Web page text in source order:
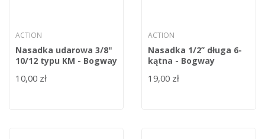
ACTION
Nasadka udarowa 3/8"
10/12 typu KM - Bogway
10,00 zł
ACTION
Nasadka 1/2’’ długa 6-
kątna - Bogway
19,00 zł